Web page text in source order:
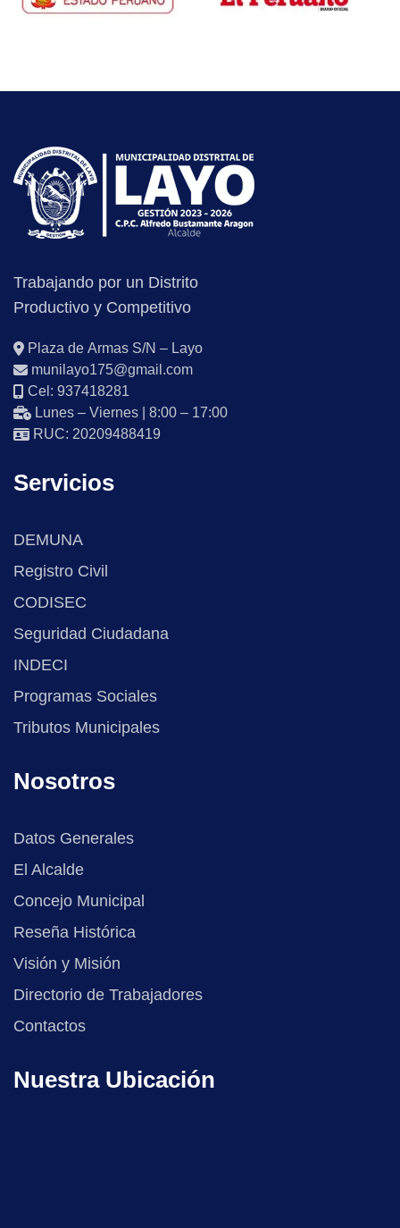
Trabajando por un Distrito
Productivo y Competitivo
Plaza de Armas S/N – Layo
munilayo175@gmail.com
Cel: 937418281
Lunes – Viernes | 8:00 – 17:00
RUC: 20209488419
Servicios
DEMUNA
Registro Civil
CODISEC
Seguridad Ciudadana
INDECI
Programas Sociales
Tributos Municipales
Nosotros
Datos Generales
El Alcalde
Concejo Municipal
Reseña Histórica
Visión y Misión
Directorio de Trabajadores
Contactos
Nuestra Ubicación